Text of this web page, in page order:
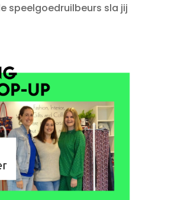
speelgoedruilbeurs sla jij